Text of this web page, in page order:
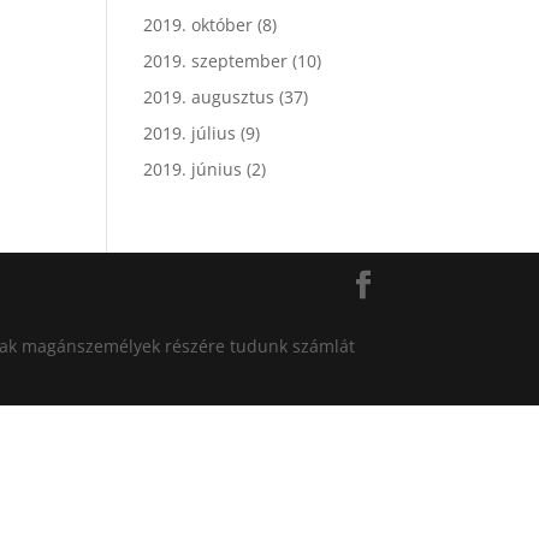
2019. október (8)
2019. szeptember (10)
2019. augusztus (37)
2019. július (9)
2019. június (2)
magánszemélyek részére tudunk számlát